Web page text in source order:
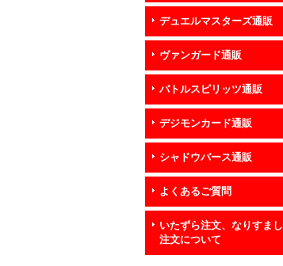
デュエルマスターズ通販
ヴァンガード通販
バトルスピリッツ通販
デジモンカード通販
シャドウバース通販
よくあるご質問
いたずら注文、なりすまし
注文について